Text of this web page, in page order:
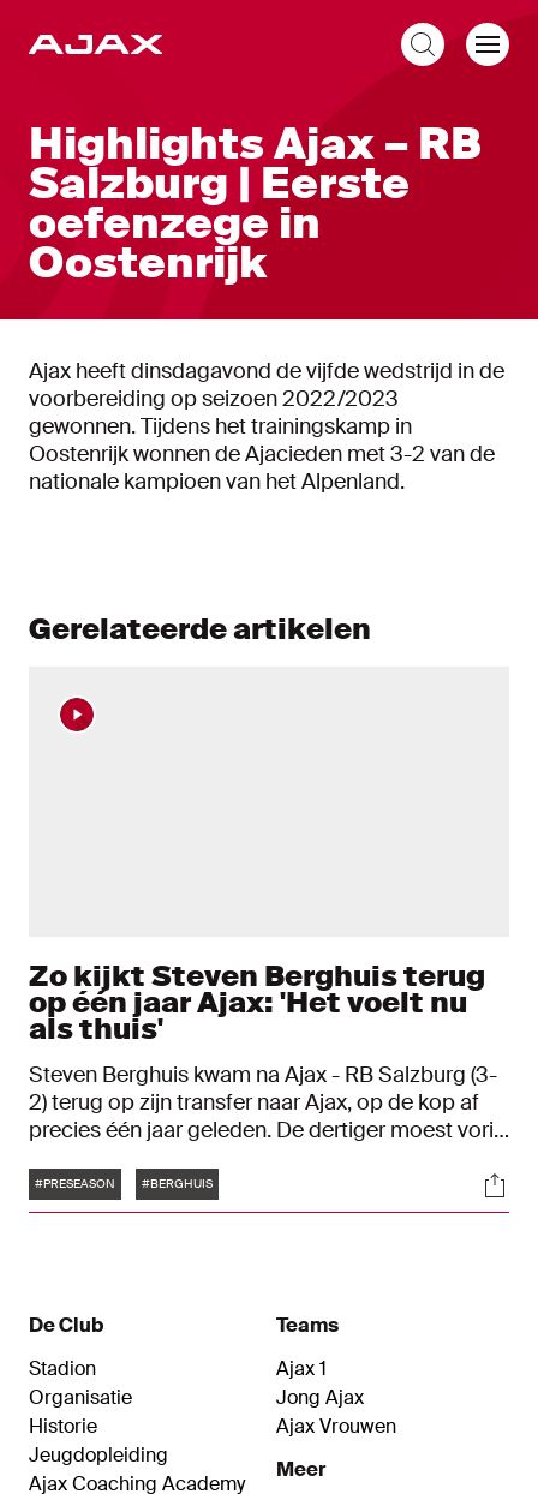
Highlights Ajax – RB
Salzburg | Eerste
oefenzege in
Oostenrijk
Ajax heeft dinsdagavond de vijfde wedstrijd in de
voorbereiding op seizoen 2022/2023
gewonnen. Tijdens het trainingskamp in
Oostenrijk wonnen de Ajacieden met 3-2 van de
nationale kampioen van het Alpenland.
Gerelateerde artikelen
Zo kijkt Steven Berghuis terug
op één jaar Ajax: 'Het voelt nu
als thuis'
Steven Berghuis kwam na Ajax - RB Salzburg (3-
2) terug op zijn transfer naar Ajax, op de kop af
precies één jaar geleden. De dertiger moest vorig
wennen aan zijn nieuwe omgeving en
teamgenoten, maar gaf na het duel aan zich nu
Tags
#PRESEASON #BERGHUIS
De Club
Stadion
Organisatie
Historie
Jeugdopleiding
Ajax Coaching Academy
Teams
Ajax 1
Jong Ajax
Ajax Vrouwen
Meer